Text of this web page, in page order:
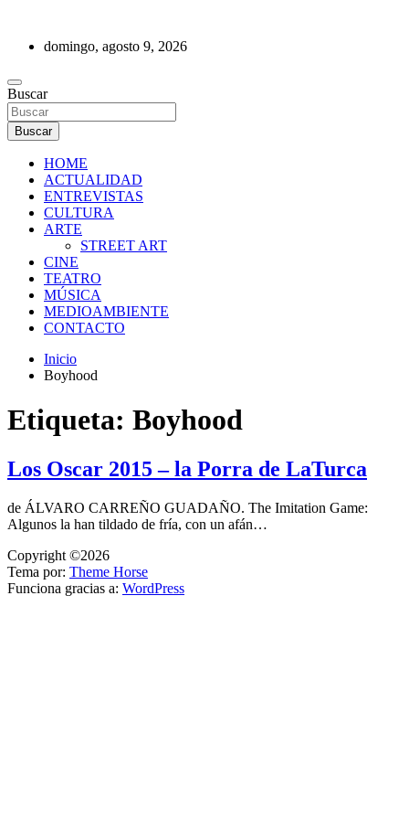
contenidodomingo, agosto 9, 2026
REVISTA DE PRENSA
Buscar
Buscar
HOME
ACTUALIDAD
ENTREVISTAS
CULTURA
ARTE
STREET ART
CINE
TEATRO
MÚSICA
MEDIOAMBIENTE
CONTACTO
Inicio
Boyhood
Etiqueta: Boyhood
Los Oscar 2015 – la Porra de LaTurca
de ÁLVARO CARREÑO GUADAÑO. The Imitation Game:
Algunos la han tildado de fría, con un afán…
Copyright ©2026
Tema por: Theme Horse
Funciona gracias a: WordPress